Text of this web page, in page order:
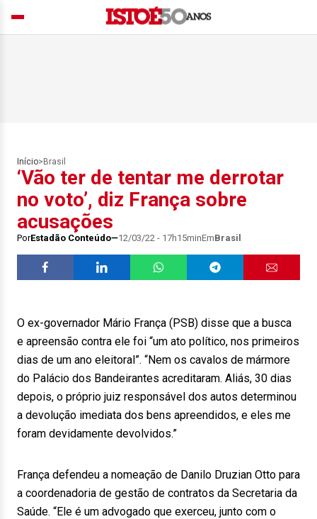
Início> Brasil
‘Vão ter de tentar me derrotar
no voto’, diz França sobre
acusações
PorEstadão Conteúdo 12/03/22 - 17h15minEmBrasil
O ex-governador Mário França (PSB) disse que a busca
e apreensão contra ele foi “um ato político, nos primeiros
dias de um ano eleitoral”. “Nem os cavalos de mármore
do Palácio dos Bandeirantes acreditaram. Aliás, 30 dias
depois, o próprio juiz responsável dos autos determinou
a devolução imediata dos bens apreendidos, e eles me
foram devidamente devolvidos.”
França defendeu a nomeação de Danilo Druzian Otto para
a coordenadoria de gestão de contratos da Secretaria da
Saúde. “Ele é um advogado que exerceu, junto com o